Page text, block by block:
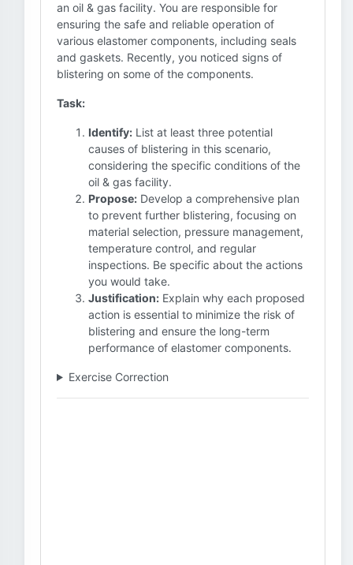
an oil & gas facility. You are responsible for
ensuring the safe and reliable operation of
various elastomer components, including seals
and gaskets. Recently, you noticed signs of
blistering on some of the components.
Task:
Identify: List at least three potential
causes of blistering in this scenario,
considering the specific conditions of the
oil & gas facility.
Propose: Develop a comprehensive plan
to prevent further blistering, focusing on
material selection, pressure management,
temperature control, and regular
inspections. Be specific about the actions
you would take.
Justification: Explain why each proposed
action is essential to minimize the risk of
blistering and ensure the long-term
performance of elastomer components.
Exercise Correction